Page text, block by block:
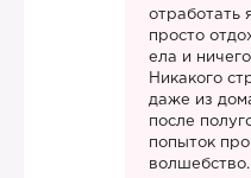
отработать
просто
ела и
Никакого
даже из
после
попыток